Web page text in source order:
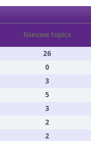
Nieuwe topics
26
0
3
5
3
2
2